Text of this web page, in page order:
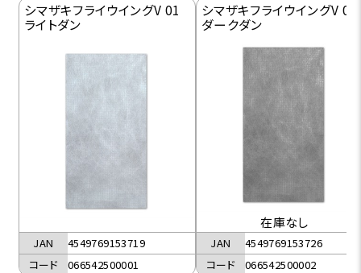
シマザキフライウイングV 01
ライトダン
JAN
4549769153719
コード
066542500001
シマザキフライウイングV 02
ダークダン
在庫なし
JAN
4549769153726
コード
066542500002